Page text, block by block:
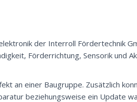
der Interroll Fördertechnik
Förderrichtung, Sensorik und
an einer Baugruppe. Zusätzlich
beziehungsweise ein Update